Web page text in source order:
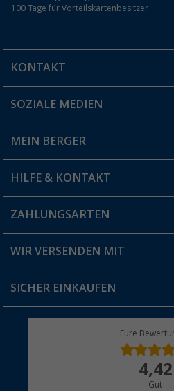
100 Tage für Vorteilskartenbesitzer
KONTAKT
Du hast eine Frage?
Filiale finden
SOZIALE MEDIEN
MEIN BERGER
Vorteilskarte
Blog
Jobs & Karriere
HILFE & KONTAKT
FAQ & Kontakt
Versandinformationen
Rücksendung
ZAHLUNGSARTEN
WIR VERSENDEN MIT
SICHER EINKAUFEN
Eure
4,42
Gut